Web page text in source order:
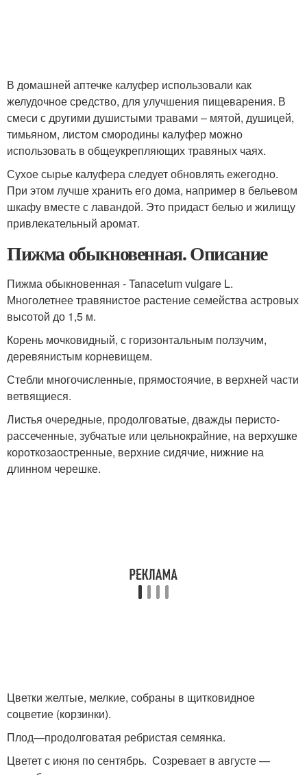
В домашней аптечке калуфер использовали как
желудочное средство, для улучшения пищеварения. В
смеси с другими душистыми травами – мятой, душицей,
тимьяном, листом смородины калуфер можно
использовать в общеукрепляющих травяных чаях.
Сухое сырье калуфера следует обновлять ежегодно.
При этом лучше хранить его дома, например в бельевом
шкафу вместе с лавандой. Это придаст белью и жилищу
привлекательный аромат.
Пижма обыкновенная. Описание
Пижма обыкновенная - Tanacetum vulgare L.
Многолетнее травянистое растение семейства астровых
высотой до 1,5 м.
Корень мочковидный, с горизонтальным ползучим,
деревянистым корневищем.
Стебли многочисленные, прямостоячие, в верхней части
ветвящиеся.
Листья очередные, продолговатые, дважды перисто-
рассеченные, зубчатые или цельнокрайние, на верхушке
короткозаостренные, верхние сидячие, нижние на
длинном черешке.
Цветки желтые, мелкие, собраны в щитковидное
соцветие (корзинки).
Плод—продолговатая ребристая семянка.
Цветет с июня по сентябрь. Созревает в августе —